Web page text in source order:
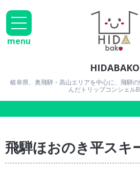
HIDABAKO
岐阜県、奥飛騨・高山エリアを中心に、飛騨
んだトリップコンシェル
menu
飛騨ほおのき平スキ